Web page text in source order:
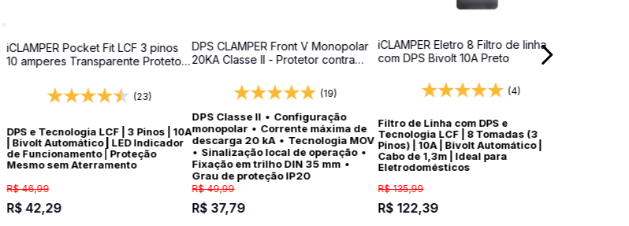
iCLAMPER Pocket Fit LCF 3 pinos
10 amperes Transparente Protetor
(23)
DPS e Tecnologia LCF | 3 Pinos | 10A
| Bivolt Automático | LED Indicador
de Funcionamento | Proteção
Mesmo sem Aterramento
R$ 46,99
R$ 42,29
DPS CLAMPER Front V Monopolar
20KA Classe II - Protetor contra
(19)
DPS Classe II • Configuração
monopolar• Corrente máxima de
descarga 20 kA• Tecnologia MOV
• Sinalização local de operação•
Fixação em trilho DIN 35 mm •
Grau de proteção IP20
R$ 49,99
R$ 37,79
iCLAMPER Eletro 8 Filtro de linha
com DPS Bivolt 10A Preto
(4)
Filtro de Linha com DPS e
Tecnologia LCF | 8 Tomadas (3
Pinos) | 10A | Bivolt Automático |
Cabo de 1,3m | Ideal para
Eletrodomésticos
R$ 135,99
R$ 122,39